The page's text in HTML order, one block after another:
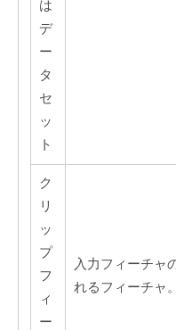
は
デ
ー
タ
セ
ッ
ト
ク
リ
ッ
プ
フ
ィ
ー
入力フィーチャ
れるフィーチャ。